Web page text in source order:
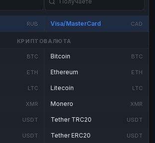
RUB Visa/MasterCard CAD
КРИПТОВАЛЮТА
BTC
ETH
LTC
XMR
USDT
USDT
Bitcoin BTC
Ethereum ETH
Litecoin LTC
Monero XMR
Tether TRC20 USDT
Tether ERC20 USDT